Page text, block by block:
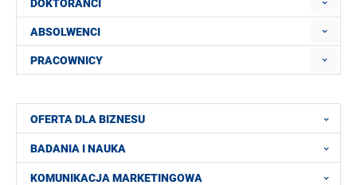
DOKTORANCI
ABSOLWENCI
PRACOWNICY
OFERTA DLA BIZNESU
BADANIA I NAUKA
KOMUNIKACJA MARKETINGOWA